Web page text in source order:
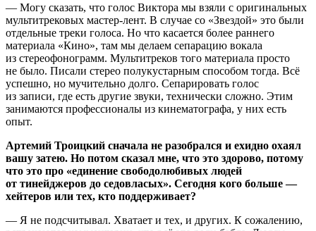
— Могу сказать, что голос Виктора мы взяли с оригинальных
мультитрековых мастер-лент. В случае со «Звездой» это были
отдельные треки голоса. Но что касается более раннего
материала «Кино», там мы делаем сепарацию вокала
из стереофонограмм. Мультитреков того материала просто
не было. Писали стерео полукустарным способом тогда. Всё
успешно, но мучительно долго. Сепарировать голос
из записи, где есть другие звуки, технически сложно. Этим
занимаются профессионалы из кинематографа, у них есть
опыт.
Артемий Троицкий сначала не разобрался и ехидно охаял
вашу затею. Но потом сказал мне, что это здорово, потому
что это про «единение свободолюбивых людей
от тинейджеров до седовласых». Сегодня кого больше —
хейтеров или тех, кто поддерживает?
— Я не подсчитывал. Хватает и тех, и других. К сожалению,